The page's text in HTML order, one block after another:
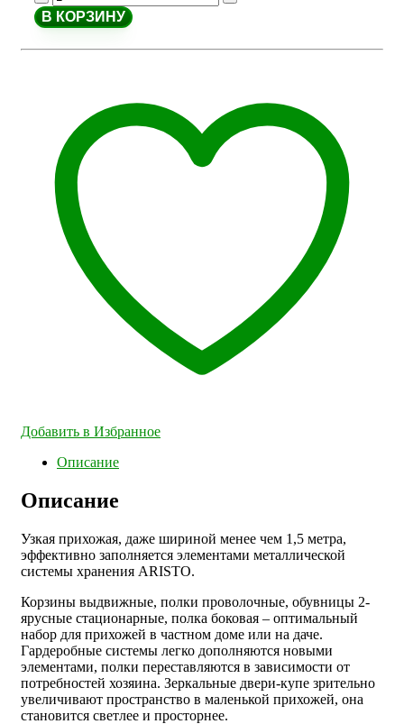
В КОРЗИНУ
Добавить в Избранное
Описание
Описание
Узкая прихожая, даже шириной менее чем 1,5 метра,
эффективно заполняется элементами металлической
системы хранения ARISTO.
Корзины выдвижные, полки проволочные, обувницы 2-
ярусные стационарные, полка боковая – оптимальный
набор для прихожей в частном доме или на даче.
Гардеробные системы легко дополняются новыми
элементами, полки переставляются в зависимости от
потребностей хозяина. Зеркальные двери-купе зрительно
увеличивают пространство в маленькой прихожей, она
становится светлее и просторнее.